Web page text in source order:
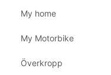
My home
My Motorbike
Överkropp